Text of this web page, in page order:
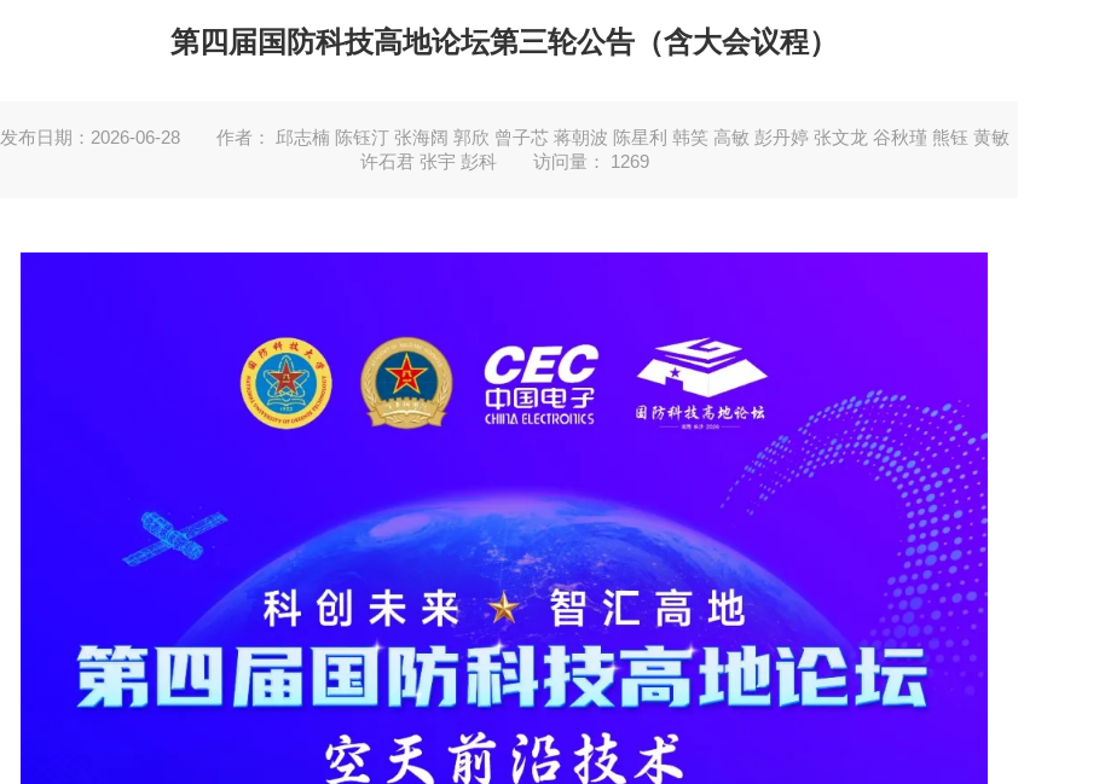
第四届国防科技高地论坛第三轮公告（含大会议程）
发布日期：2026-06-28
作者： 邱志楠 陈钰汀 张海阔 郭欣 曾子芯 蒋朝波 陈星利 韩笑 高敏 彭丹婷 张文龙 谷秋瑾 熊钰 黄敏
许石君 张宇 彭科
访问量： 1269